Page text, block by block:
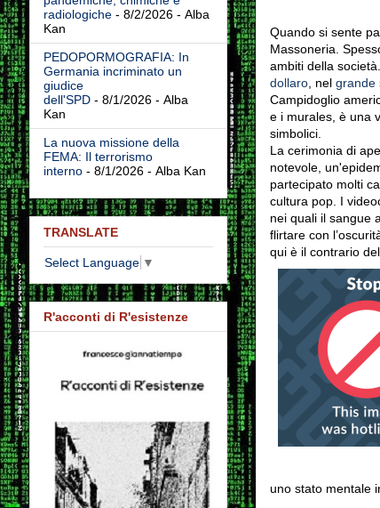
Quando si sente
Massoneria.
ambiti della
dollaro, nel grande
Campidoglio
e i murales, è una
simbolici.
La cerimonia di
notevole,
partecipato molti
cultura pop. I
nei quali il sangue
flirtare con
qui è il contrario
uno stato mentale
radiologiche- 8/2/2026- Alba
Kan
PEDOPORMOGRAFIA: In
Germania incriminato un
giudice
dell'SPD- 8/1/2026- Alba
Kan
La nuova missione della
FEMA: Il terrorismo
interno- 8/1/2026- Alba Kan
TRANSLATE
Select Language ▼
R'acconti di R'esistenze